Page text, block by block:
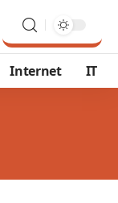
Internet IT